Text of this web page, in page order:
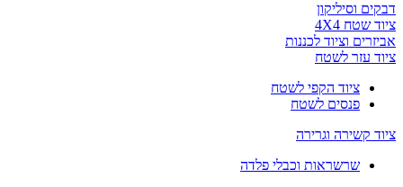
דבקים וסיליקון
ציוד שטח 4X4
אביזרים וציוד לכננות
ציוד עזר לשטח
ציוד הקפי לשטח
פנסים לשטח
ציוד קשירה וגרירה
שרשראות וכבלי פלדה